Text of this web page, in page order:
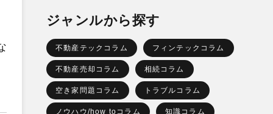
ジャンルから探す
不動産テックコラム フィンテックコラム
不動産売却コラム 相続コラム
空き家問題コラム トラブルコラム
ノウハウ/how toコラム 知識コラム